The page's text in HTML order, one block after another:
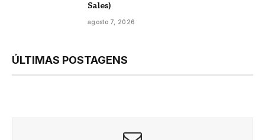
Sales)
agosto 7, 2026
ÚLTIMAS POSTAGENS